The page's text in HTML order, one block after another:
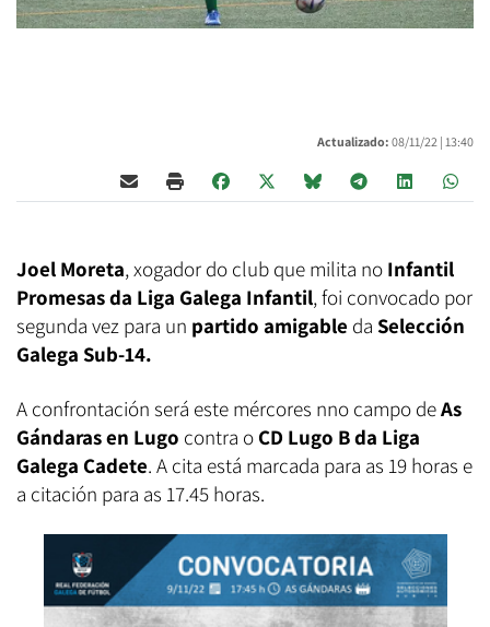
Actualizado: 08/11/22 | 13:40
Joel Moreta, xogador do club que milita no Infantil
Promesas da Liga Galega Infantil, foi convocado por
segunda vez para un partido amigable da Selección
Galega Sub-14.
A confrontación será este mércores nno campo deAs
Gándarasen Lugo contra o CD Lugo B da Liga
Galega Cadete. A cita está marcada para as 19 horas e
a citación para as 17.45 horas.